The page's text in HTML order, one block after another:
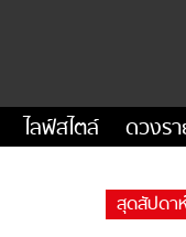
ไลฟ์สไตล์ ดวงร
สุดสัปดา